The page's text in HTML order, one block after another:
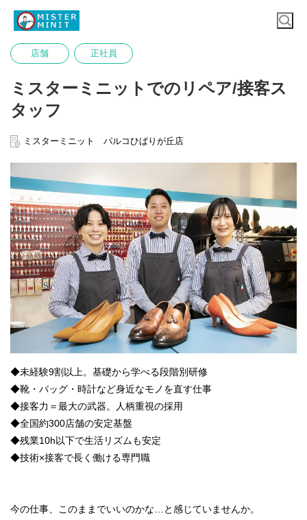
店舗 正社員
ミスターミニットでのリペア/接客ス
タッフ
ミスターミニット パルコひばりが丘店
◆未経験9割以上。基礎から学べる段階別研修
◆靴・バッグ・時計など身近なモノを直す仕事
◆接客力＝最大の武器。人柄重視の採用
◆全国約300店舗の安定基盤
◆残業10h以下で生活リズムも安定
◆技術×接客で長く働ける専門職
今の仕事、このままでいいのかな…と感じていませんか。